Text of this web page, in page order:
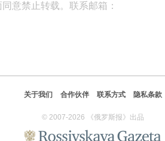
意禁止转载。联系邮箱：
关于我们 合作伙伴 联系方式 隐私条款
© 2007-2026 《俄罗斯报》出品